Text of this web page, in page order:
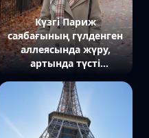
Күзгі Париж
саябағының гүлденген
аллеясында жүру,
артында түсті
көмкерілген ағаштар.
Ортаңғы кадрда сәнді
шарф пен пальто киген
адам камераға жылы